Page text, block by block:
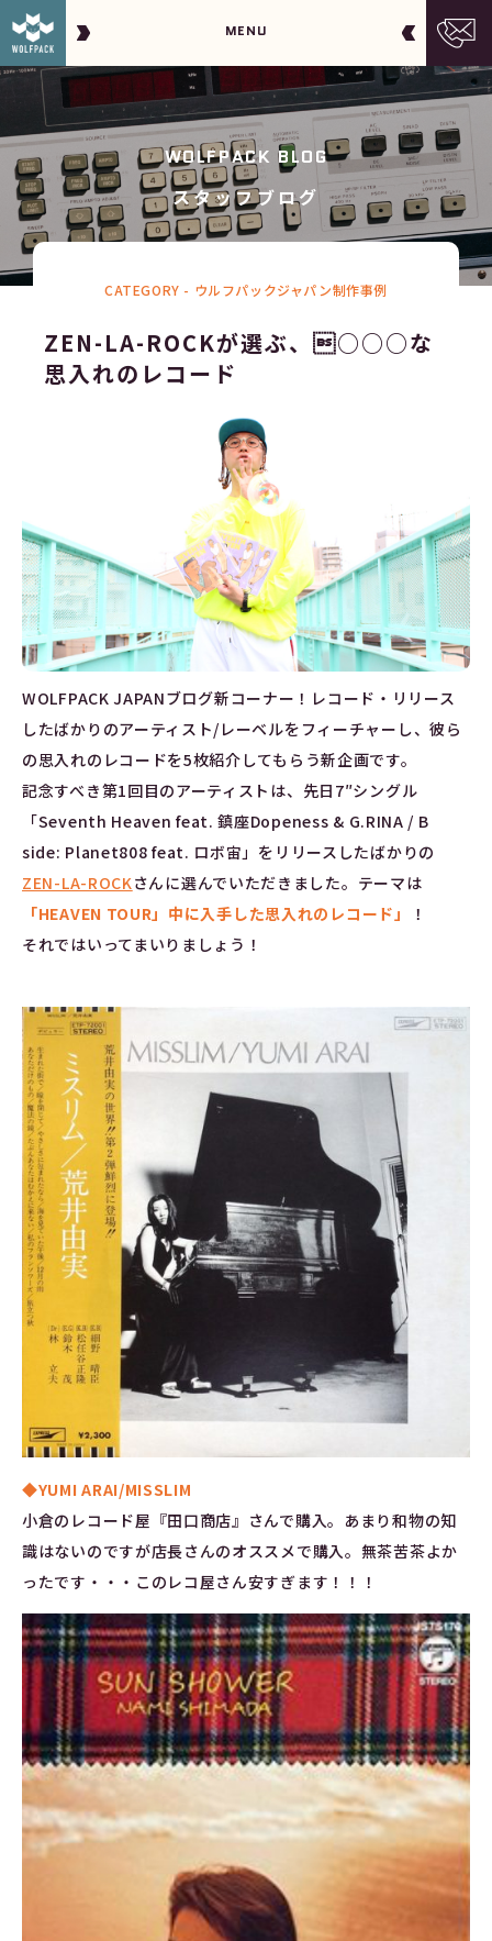
MENU
WOLFPACK BLOG
スタッフブログ
CATEGORY - ウルフパックジャパン制作事例
ZEN-LA-ROCKが選ぶ、○○○な
思入れのレコード
WOLFPACK JAPANブログ新コーナー！レコード・リリース
したばかりのアーティスト/レーベルをフィーチャーし、彼ら
の思入れのレコードを5枚紹介してもらう新企画です。
記念すべき第1回目のアーティストは、先日7″シングル
「Seventh Heaven feat. 鎮座Dopeness & G.RINA / B
side: Planet808 feat. ロボ宙」をリリースしたばかりの
ZEN-LA-ROCKさんに選んでいただきました。テーマは
「HEAVEN TOUR」中に入手した思入れのレコード」
！
それではいってまいりましょう！
◆YUMI ARAI/MISSLIM
小倉のレコード屋『田口商店』さんで購入。あまり和物の知
識はないのですが店長さんのオススメで購入。無茶苦茶よか
ったです・・・このレコ屋さん安すぎます！！！